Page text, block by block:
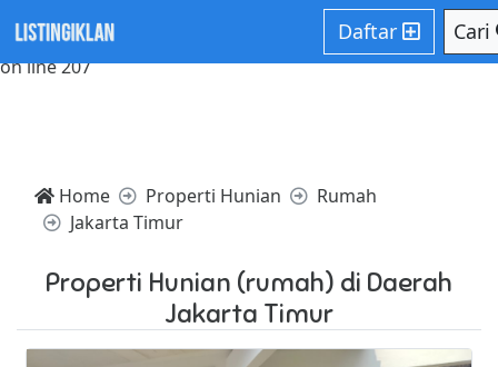
Notice: Trying to access array offset on value of type null in
/home/websiteden/public_html/listingiklan.com/core/
on line 207
Daftar Cari
Home Properti Hunian
Rumah
Jakarta Timur
Properti Hunian (rumah) di Daerah
Jakarta Timur